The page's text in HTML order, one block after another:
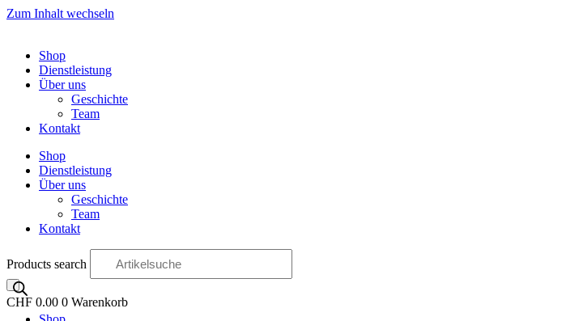
Zum Inhalt wechseln
Shop
Dienstleistung
Über uns
Geschichte
Team
Kontakt
Shop
Dienstleistung
Über uns
Geschichte
Team
Kontakt
Products search
CHF 0.00 0 Warenkorb